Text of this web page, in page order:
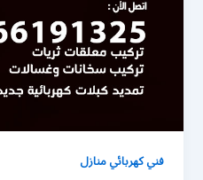
فني كهربائي منازل